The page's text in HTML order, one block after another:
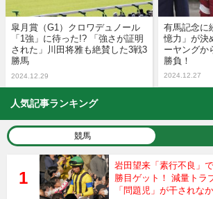
皐月賞（G1）クロワデュノール
「1強」に待った!? 「強さが証明
された」川田将雅も絶賛した3戦3
勝馬
2024.12.29
有馬記念に
憶力」が決
ーヤングか
勝負！
2024.12.27
人気記事ランキング
競馬
岩田望来「素行不良」
勝目ゲット！ 減量トラ
「問題児」が干されな